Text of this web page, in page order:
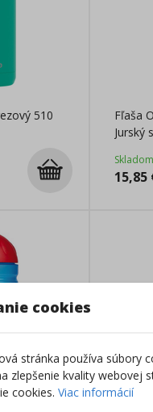
510
Fľaša
Jurský
Skladom
15,85
cookies
stránka používa súbory
zlepšenie kvality webovej
cookies. Viac informácií